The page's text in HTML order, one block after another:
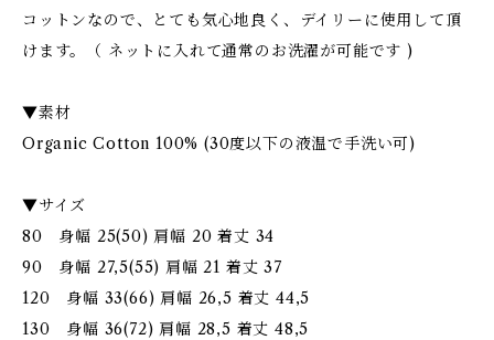
コットンなので、とても気心地良く、デイリーに使用して頂
けます。（ ネットに入れて通常のお洗濯が可能です )
▼素材
Organic Cotton 100% (30度以下の液温で手洗い可)
▼サイズ
80 身幅 25(50) 肩幅 20 着丈 34
90 身幅 27,5(55) 肩幅 21 着丈 37
120 身幅 33(66) 肩幅 26,5 着丈 44,5
130 身幅 36(72) 肩幅 28,5 着丈 48,5